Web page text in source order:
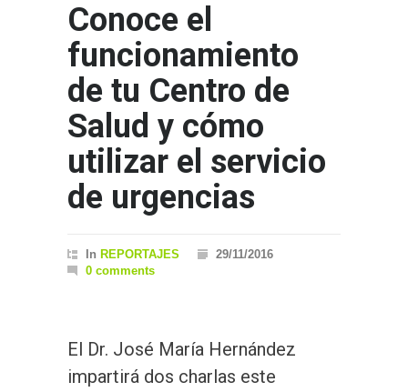
Conoce el
funcionamiento
de tu Centro de
Salud y cómo
utilizar el servicio
de urgencias
In REPORTAJES
29/11/2016
0 comments
El Dr. José María Hernández
impartirá dos charlas este